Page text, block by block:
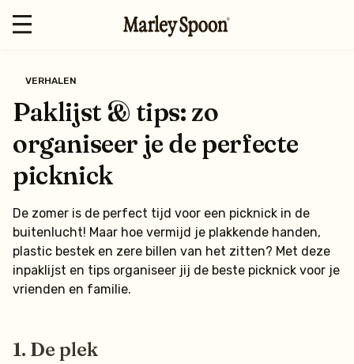
VERHALEN
Paklijst & tips: zo
organiseer je de perfecte
picknick
De zomer is de perfect tijd voor een picknick in de
buitenlucht! Maar hoe vermijd je plakkende handen,
plastic bestek en zere billen van het zitten? Met deze
inpaklijst en tips organiseer jij de beste picknick voor je
vrienden en familie.
1. De plek ️